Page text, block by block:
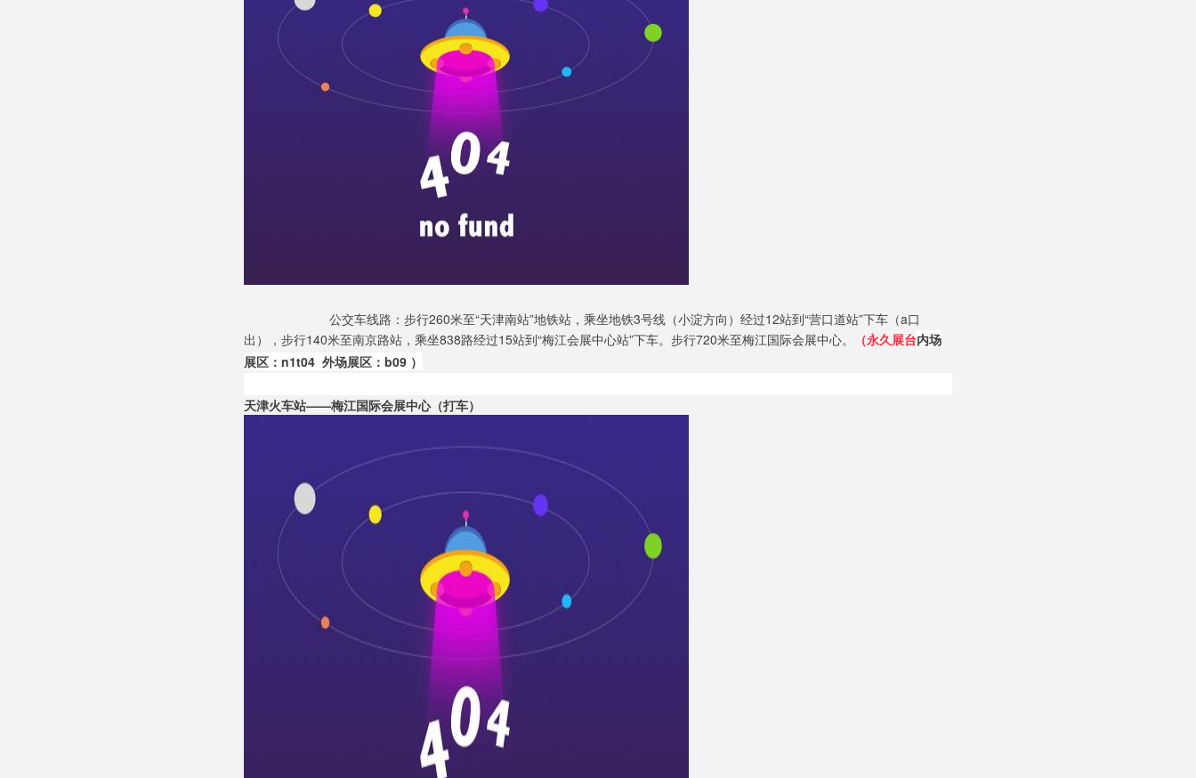
公交车线路：步行260米至“天津南站”地铁站，乘坐地铁3号线（小淀方向）经过12站到“营口道站”下车（a口
出），步行140米至南京路站，乘坐838路经过15站到“梅江会展中心站”下车。步行720米至梅江国际会展中心。
（永久展台内场
展区：n1t04 外场展区 ：b09 ）
天津火车站——梅江国际会展中心（打车）